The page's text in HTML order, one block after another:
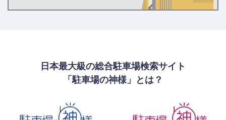
日本最大級の総合駐車場検索サイト
「駐車場の神様」とは？